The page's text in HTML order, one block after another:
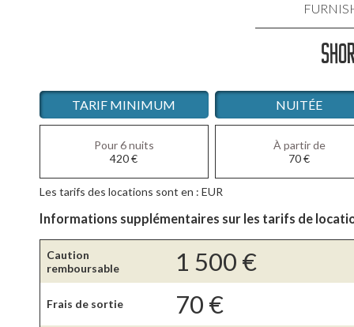
TARIF MINIMUM NUITÉE
Pour 6 nuits
420 €
À partir de
70 €
Les tarifs des locations sont en : EUR
Informations supplémentaires sur les tarifs de
Caution
remboursable
1 500 €
Frais de sortie 70 €